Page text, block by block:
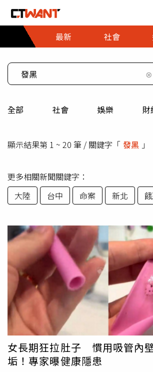
最新
社會
⊗
全部 社會 娛樂 財
顯示結果第 1 ~ 20 筆 / 關鍵字「 發黑 」
更多相關新聞關鍵字：
大陸
台中 命案 新北
女長期狂拉肚子 慣用吸管內
垢！專家曝健康隱患